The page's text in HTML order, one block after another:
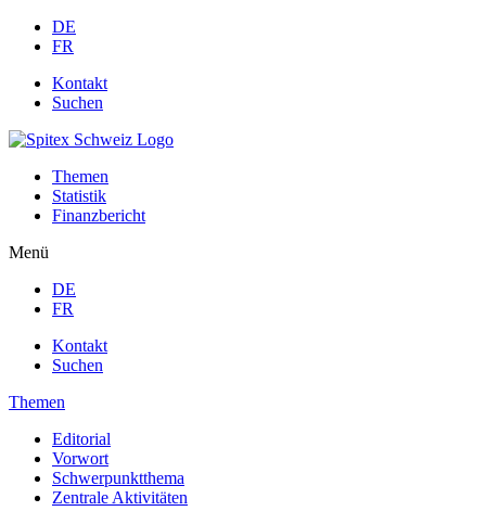
DE
FR
Kontakt
Suchen
Themen
Statistik
Finanzbericht
Menü
DE
FR
Kontakt
Suchen
Themen
Editorial
Vorwort
Schwerpunktthema
Zentrale Aktivitäten